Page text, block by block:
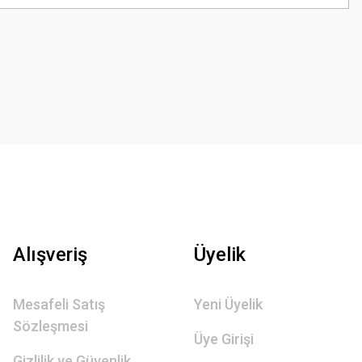
Alışveriş
Mesafeli Satış
Sözleşmesi
Üyelik
Yeni Üyelik
Üye Girişi